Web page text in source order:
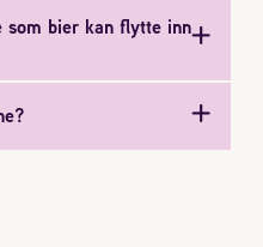
som bier kan flytte inn